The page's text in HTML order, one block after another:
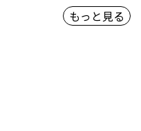
もっと見る